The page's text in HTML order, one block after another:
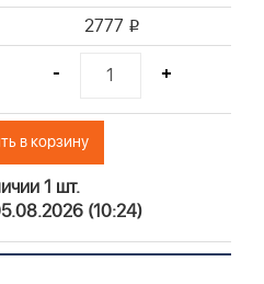
2777 i
- +
в корзину
1 шт.
(10:24)